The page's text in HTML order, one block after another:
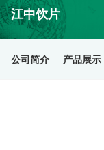
江中饮片
公司简介 产品展示